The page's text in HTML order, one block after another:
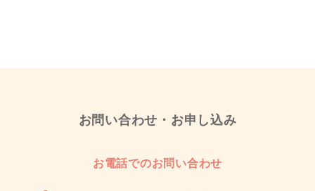
お問い合わせ・お申し込み
お電話でのお問い合わせ